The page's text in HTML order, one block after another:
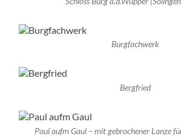
Burgfachwerk
Bergfried
Paul aufm Gaul – mit gebrochener Lanze